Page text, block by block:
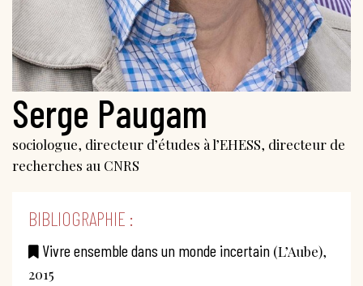
Serge Paugam
sociologue, directeur d’études à l’EHESS, directeur de
recherches au CNRS
BIBLIOGRAPHIE :
Vivre ensemble dans un monde incertain (L’Aube),
2015